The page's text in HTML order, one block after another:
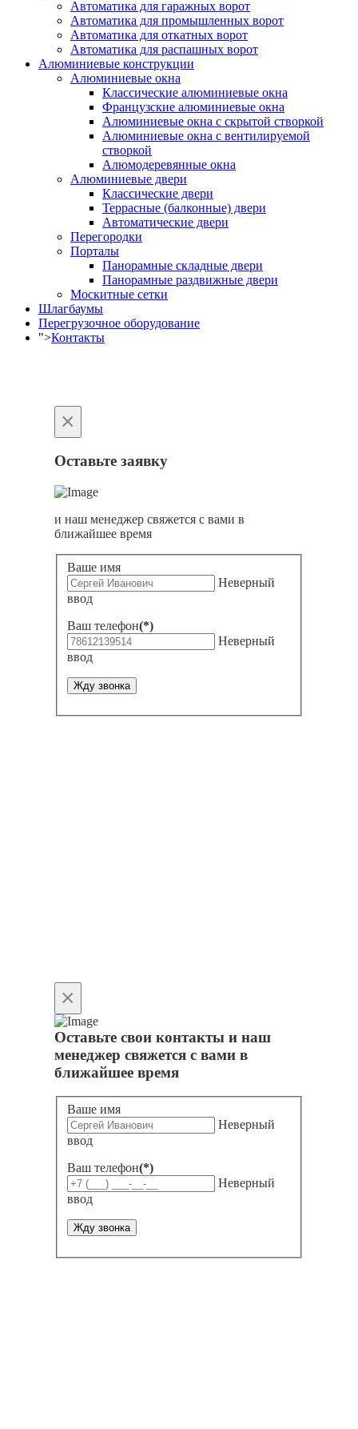
Автоматика для гаражных ворот
Автоматика для промышленных ворот
Автоматика для откатных ворот
Автоматика для распашных ворот
Алюминиевые конструкции
Алюминиевые окна
Классические алюминиевые окна
Французские алюминиевые окна
Алюминиевые окна с скрытой створкой
Алюминиевые окна с вентилируемой
створкой
Алюмодеревянные окна
Алюминиевые двери
Классические двери
Террасные (балконные) двери
Автоматические двери
Перегородки
Порталы
Панорамные складные двери
Панорамные раздвижные двери
Москитные сетки
Шлагбаумы
Перегрузочное оборудование
">Контакты
×
Оставьте заявку
и наш менеджер свяжется с вами в
ближайшее время
Ваше имя
Неверный
ввод
Ваш телефон(*)
Неверный
ввод
Жду звонка
×
Оставьте свои контакты и наш
менеджер свяжется с вами в
ближайшее время
Ваше имя
Неверный
ввод
Ваш телефон(*)
Неверный
ввод
Жду звонка